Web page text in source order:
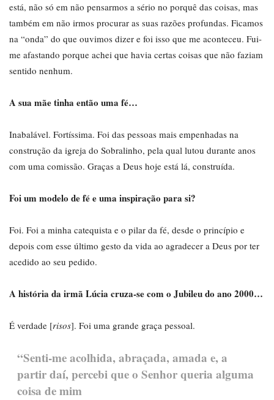
está, não só em não pensarmos a sério no porquê das coisas, mas
também em não irmos procurar as suas razões profundas. Ficamos
na “onda” do que ouvimos dizer e foi isso que me aconteceu. Fui-
me afastando porque achei que havia certas coisas que não faziam
sentido nenhum.
A sua mãe tinha então uma fé…
Inabalável. Fortíssima. Foi das pessoas mais empenhadas na
construção da igreja do Sobralinho, pela qual lutou durante anos
com uma comissão. Graças a Deus hoje está lá, construída.
Foi um modelo de fé e uma inspiração para si?
Foi. Foi a minha catequista e o pilar da fé, desde o princípio e
depois com esse último gesto da vida ao agradecer a Deus por ter
acedido ao seu pedido.
A história da irmã Lúcia cruza-se com o Jubileu do ano 2000…
É verdade [risos]. Foi uma grande graça pessoal.
“Senti-me acolhida, abraçada, amada e, a
partir daí, percebi que o Senhor queria alguma
coisa de mim